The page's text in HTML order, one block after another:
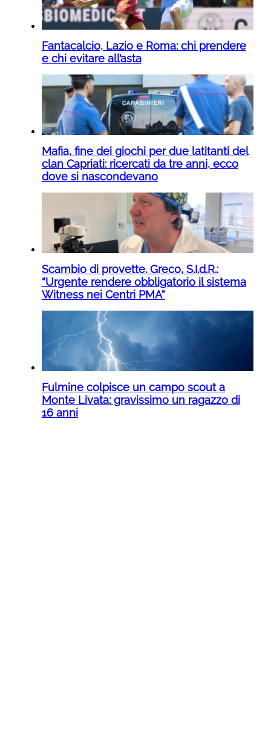
Fantacalcio, Lazio e Roma: chi prendere
e chi evitare all’asta
Mafia, fine dei giochi per due latitanti del
clan Capriati: ricercati da tre anni, ecco
dove si nascondevano
Scambio di provette. Greco, S.I.d.R.:
“Urgente rendere obbligatorio il sistema
Witness nei Centri PMA”
Fulmine colpisce un campo scout a
Monte Livata: gravissimo un ragazzo di
16 anni